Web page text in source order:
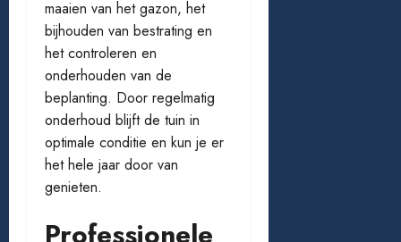
maaien van het gazon, het
bijhouden van bestrating en
het controleren en
onderhouden van de
beplanting. Door regelmatig
onderhoud blijft de tuin in
optimale conditie en kun je er
het hele jaar door van
genieten.